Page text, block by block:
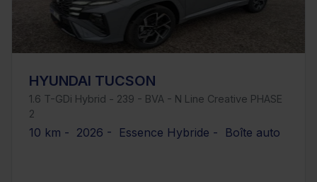
HYUNDAI TUCSON
1.6 T-GDi Hybrid - 239 - BVA - N Line Creative PHASE
2
10 km - 2026 - Essence Hybride - Boîte auto